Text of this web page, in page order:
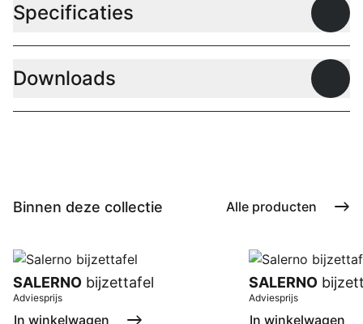
Specificaties
Downloads
Binnen deze collectie Alle producten
SALERNO bijzettafel
Adviesprijs
In winkelwagen
SALERNO
Adviesprijs
In winkelwagen